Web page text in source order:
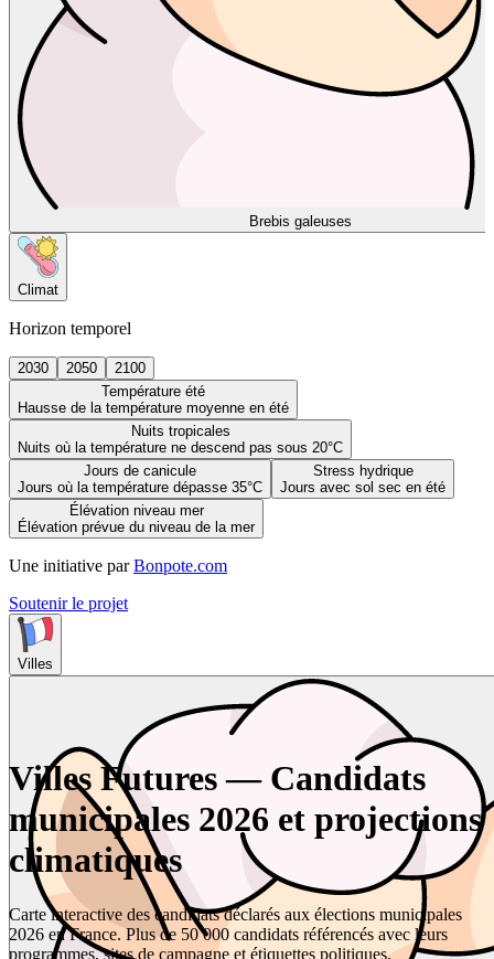
Brebis galeuses
Climat
Horizon temporel
2030 2050
2100
Température été
Hausse de la température moyenne en été
Nuits tropicales
Nuits où la température ne descend pas sous 20°C
Jours de canicule
Jours où la température dépasse 35°C
Stress hydrique
Jours avec sol sec en été
Élévation niveau mer
Élévation prévue du niveau de la mer
Une initiative par Bonpote.com
Soutenir le projet
Villes
Villes Futures — Candidats
municipales 2026 et projections
climatiques
Carte interactive des candidats déclarés aux élections municipales
2026 en France. Plus de 50 000 candidats référencés avec leurs
programmes, sites de campagne et étiquettes politiques.